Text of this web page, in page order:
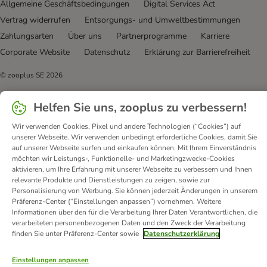
Allgemeine Geschäftsbedingungen
Digital Services Act
Vertrag widerrufen
Entsorgungs- und Umweltbestimmungen
Zahlungsarten
Über uns Partnerprogramme
Karriere
Corporate Website
Datenschutz Erklärung zur Barrierefreiheit
© zooplus SE 2026
Helfen Sie uns, zooplus zu verbessern!
Wir verwenden Cookies, Pixel und andere Technologien (“Cookies”) auf
unserer Webseite. Wir verwenden unbedingt erforderliche Cookies, damit Sie
auf unserer Webseite surfen und einkaufen können. Mit Ihrem Einverständnis
möchten wir Leistungs-, Funktionelle- und Marketingzwecke-Cookies
aktivieren, um Ihre Erfahrung mit unserer Webseite zu verbessern und Ihnen
relevante Produkte und Dienstleistungen zu zeigen, sowie zur
Personalisierung von Werbung. Sie können jederzeit Änderungen in unserem
Präferenz-Center (“Einstellungen anpassen”) vornehmen. Weitere
Informationen über den für die Verarbeitung Ihrer Daten Verantwortlichen, die
verarbeiteten personenbezogenen Daten und den Zweck der Verarbeitung
finden Sie unter Präferenz-Center sowie Datenschutzerklärung
Einstellungen anpassen